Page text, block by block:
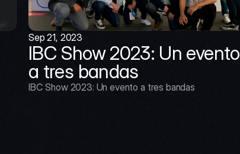
Sep 21, 2023
IBC Show 2023: Un evento
a tres bandas
IBC Show 2023: Un evento a tres bandas